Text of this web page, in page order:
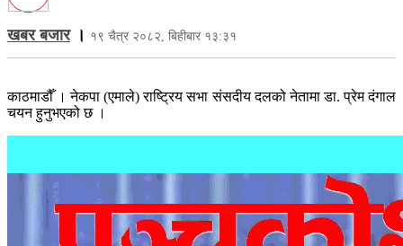
खबर बजार। १९ चैत्र २०८२, बिहीबार १३:३१
काठमाडौँ । नेकपा (एमाले) राष्ट्रिय सभा संसदीय दलको नेतामा डा. प्रेम दंगाल
चयन हुनुभएको छ ।